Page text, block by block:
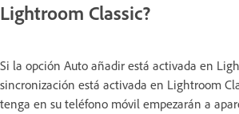
Lightroom Classic?
Si la opción Auto añadir está activada en
sincronización está activada en Lightroom
tenga en su teléfono móvil empezarán a